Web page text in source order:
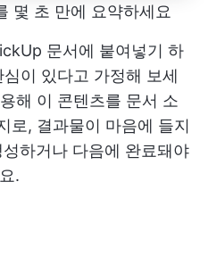
몇 초 만에 요약하세요
문서에 붙여넣기 하
이 있다고 가정해 보세
해 이 콘텐츠를 문서 소
로, 결과물이 마음에 들지
하거나 다음에 완료돼야
.